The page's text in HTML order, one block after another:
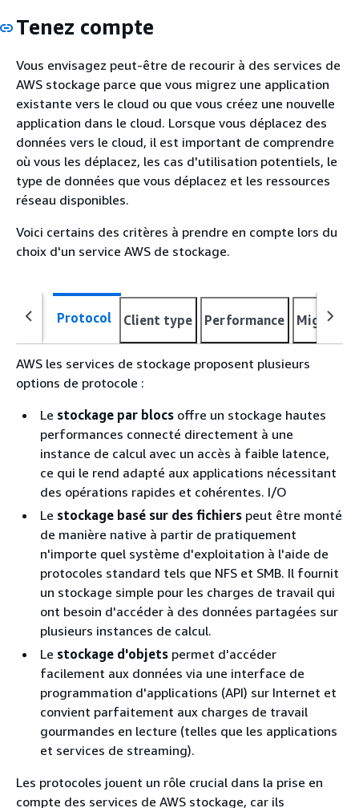
Tenez compte
Vous envisagez peut-être de recourir à des services de
AWS stockage parce que vous migrez une application
existante vers le cloud ou que vous créez une nouvelle
application dans le cloud. Lorsque vous déplacez des
données vers le cloud, il est important de comprendre
où vous les déplacez, les cas d'utilisation potentiels, le
type de données que vous déplacez et les ressources
réseau disponibles.
Voici certains des critères à prendre en compte lors du
choix d'un service AWS de stockage.
Protocol Client type Performance
AWS les services de stockage proposent plusieurs
options de protocole :
Le stockage par blocs offre un stockage hautes
performances connecté directement à une
instance de calcul avec un accès à faible latence,
ce qui le rend adapté aux applications nécessitant
des opérations rapides et cohérentes. I/O
Le stockage basé sur des fichiers peut être monté
de manière native à partir de pratiquement
n'importe quel système d'exploitation à l'aide de
protocoles standard tels que NFS et SMB. Il fournit
un stockage simple pour les charges de travail qui
ont besoin d'accéder à des données partagées sur
plusieurs instances de calcul.
Le stockage d'objets permet d'accéder
facilement aux données via une interface de
programmation d'applications (API) sur Internet et
convient parfaitement aux charges de travail
gourmandes en lecture (telles que les applications
et services de streaming).
Les protocoles jouent un rôle crucial dans la prise en
compte des services de AWS stockage, car ils